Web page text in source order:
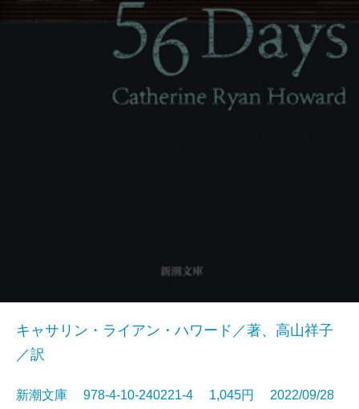
キャサリン・ライアン・ハワード／著、高山祥子
／訳
新潮文庫 978-4-10-240221-4 1,045円 2022/09/28